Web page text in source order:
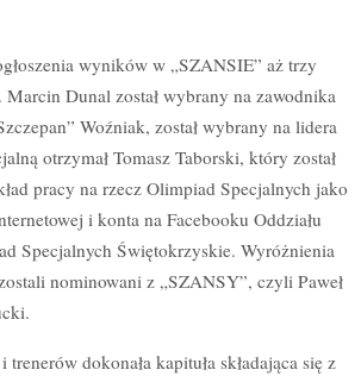
wyników w „SZANSIE” aż trzy
Marcin Dunal został wybrany na zawodnika
Woźniak, został wybrany na lidera
otrzymał Tomasz Taborski, który został
pracy na rzecz Olimpiad Specjalnych jako
i konta na Facebooku Oddziału
Specjalnych Świętokrzyskie. Wyróżnienia
nominowani z „SZANSY”, czyli Paweł
dokonała kapituła składająca się z